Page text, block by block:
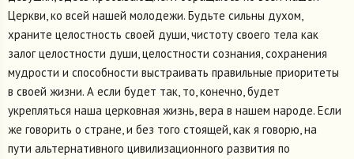
Церкви, ко всей нашей молодежи. Будьте сильны духом,
храните целостность своей души, чистоту своего тела как
залог целостности души, целостности сознания, сохранения
мудрости и способности выстраивать правильные приоритеты
в своей жизни. А если будет так, то, конечно, будет
укрепляться наша церковная жизнь, вера в нашем народе. Если
же говорить о стране, и без того стоящей, как я говорю, на
пути альтернативного цивилизационного развития по